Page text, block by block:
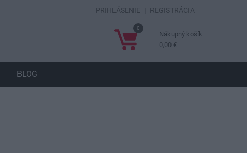
PRIHLÁSENIE | REGISTRÁCIA
0
Nákupný košík
0,00 €
BLOG